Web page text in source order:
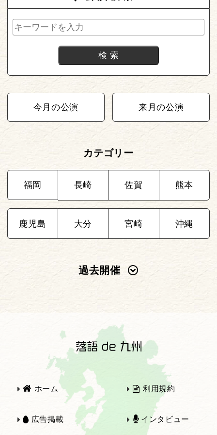
今月の公演 来月の公演
カテゴリー
福岡 長崎 佐賀 熊本
鹿児島 大分 宮崎 沖縄
過去開催
2022年
2021年 2020年
2019年 2018年
ホーム 利用規約
広告掲載 インタビュー